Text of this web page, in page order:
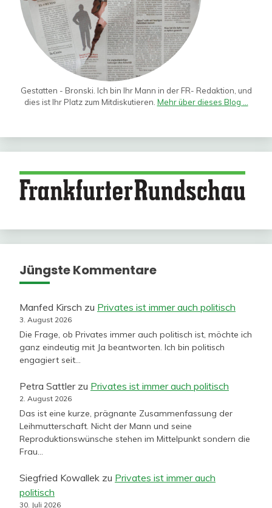
Gestatten - Bronski. Ich bin Ihr Mann in der FR- Redaktion, und
dies ist Ihr Platz zum Mitdiskutieren. Mehr über dieses Blog ...
Jüngste Kommentare
Manfed Kirsch zu Privates ist immer auch politisch
3. August 2026
Die Frage, ob Privates immer auch politisch ist, möchte ich
ganz eindeutig mit Ja beantworten. Ich bin politisch
engagiert seit…
Petra Sattlerzu Privates ist immer auch politisch
2. August 2026
Das ist eine kurze, prägnante Zusammenfassung der
Leihmutterschaft. Nicht der Mann und seine
Reproduktionswünsche stehen im Mittelpunkt sondern die
Frau…
Siegfried Kowallek zu Privates ist immer auch
politisch
30. Juli 2026